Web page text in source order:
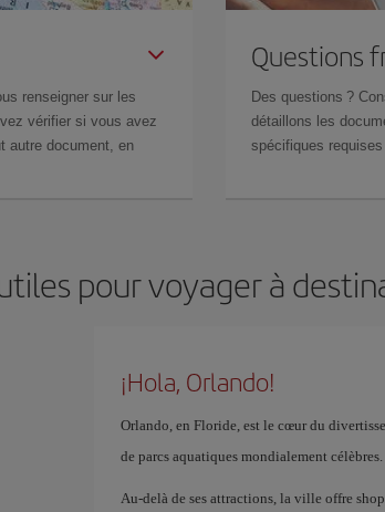
renseigner sur les
vérifier si vous avez
autre document, en
Questions
Des questions ?
détaillons les
spécifiques
pour voyager à
¡Hola, Orlando!
Orlando, en Floride, est le cœur du
de parcs aquatiques mondialement célèbres.
Au-delà de ses attractions, la ville offre